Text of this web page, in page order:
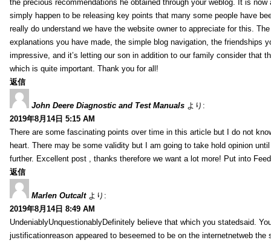
the precious recommendations he obtained through your weblog. It is now
simply happen to be releasing key points that many some people have
really do understand we have the website owner to appreciate for this.
explanations you have made, the simple blog navigation, the friendships
impressive, and it’s letting our son in addition to our family consider that
which is quite important. Thank you for all!
返信
John Deere Diagnostic and Test Manuals より:
2019年8月14日 5:15 AM
There are some fascinating points over time in this article but I do not
heart. There may be some validity but I am going to take hold opinion
further. Excellent post , thanks therefore we want a lot more! Put into
返信
Marlen Outcalt より:
2019年8月14日 8:49 AM
UndeniablyUnquestionablyDefinitely believe that which you statedsaid.
justificationreason appeared to beseemed to be on the internetnetweb